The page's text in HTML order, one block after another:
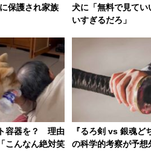
保護され家族
犬に「無料で見てい
いすぎるだろ」
容器を？ 理由
こんなん絶対笑
『るろ剣 vs 銀魂ど
の科学的考察が予想